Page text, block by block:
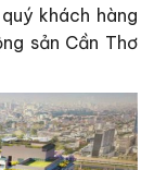
khách hàng
sản Cần Thơ